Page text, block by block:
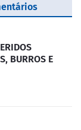
BURROS E